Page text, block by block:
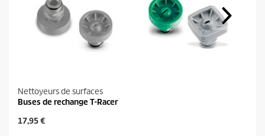
Nettoyeurs de surfaces
Buses de rechange T-Racer
P
17,95 €